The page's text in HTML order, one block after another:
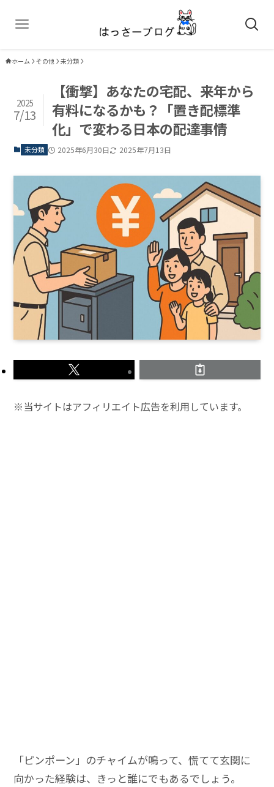
ホーム その他 未分類
【衝撃】あなたの宅配、来年から
有料になるかも？「置き配標準
化」で変わる日本の配達事情
2025
7/13
未分類 2025年6月30日 2025年7月13日
※当サイトはアフィリエイト広告を利用しています。
「ピンポーン」のチャイムが鳴って、慌てて玄関に
向かった経験は、きっと誰にでもあるでしょう。